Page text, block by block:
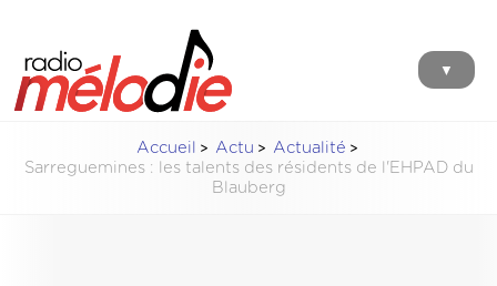
▼
Accueil Actu
Actualité
Sarreguemines : les talents des résidents de l'EHPAD du
Blauberg